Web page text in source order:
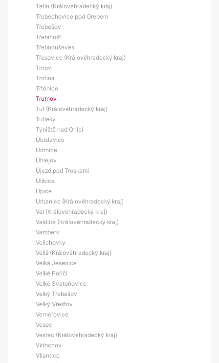
Tetín (Královéhradecký kraj)
Třebechovice pod Orebem
Třebešov
Třebihošť
Třebnouševes
Třesovice (Královéhradecký kraj)
Trnov
Trotina
Třtěnice
Trutnov
Tuř (Královéhradecký kraj)
Tutleky
Týniště nad Orlicí
Úbislavice
Údrnice
Úhlejov
Újezd pod Troskami
Úlibice
Úpice
Urbanice (Královéhradecký kraj)
Val (Královéhradecký kraj)
Valdice (Královéhradecký kraj)
Vamberk
Velichovky
Veliš (Královéhradecký kraj)
Velká Jesenice
Velké Poříčí
Velké Svatoňovice
Velký Třebešov
Velký Vřešťov
Vernéřovice
Vesec
Vestec (Královéhradecký kraj)
Vidochov
Vilantice